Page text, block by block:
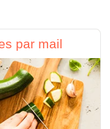
par mail